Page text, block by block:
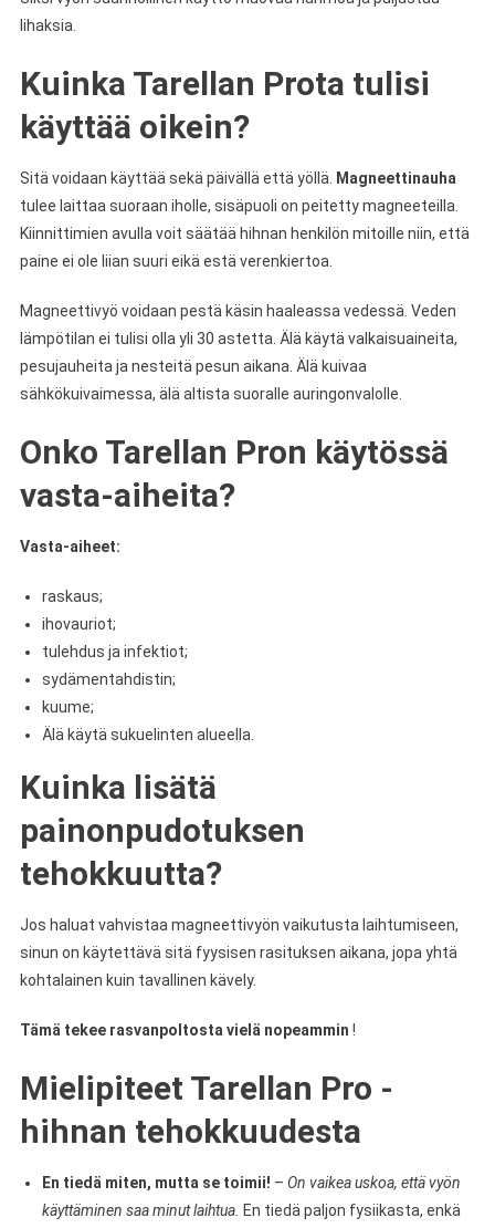
lihaksia.
Kuinka Tarellan Prota tulisi
käyttää oikein?
Sitä voidaan käyttää sekä päivällä että yöllä.
Magneettinauha
tulee laittaa suoraan iholle, sisäpuoli on peitetty magneeteilla.
Kiinnittimien avulla voit säätää hihnan henkilön mitoille niin, että
paine ei ole liian suuri eikä estä verenkiertoa.
Magneettivyö voidaan pestä käsin haaleassa vedessä. Veden
lämpötilan ei tulisi olla yli 30 astetta. Älä käytä valkaisuaineita,
pesujauheita ja nesteitä pesun aikana. Älä kuivaa
sähkökuivaimessa, älä altista suoralle auringonvalolle.
Onko Tarellan Pron käytössä
vasta-aiheita?
Vasta-aiheet:
raskaus;
ihovauriot;
tulehdus ja infektiot;
sydämentahdistin;
kuume;
Älä käytä sukuelinten alueella.
Kuinka lisätä
painonpudotuksen
tehokkuutta?
Jos haluat vahvistaa magneettivyön vaikutusta laihtumiseen,
sinun on käytettävä sitä fyysisen rasituksen aikana, jopa yhtä
kohtalainen kuin tavallinen kävely.
Tämä tekee rasvanpoltosta vielä nopeammin !
Mielipiteet Tarellan Pro -
hihnan tehokkuudesta
En tiedä miten, mutta se toimii! – On vaikea uskoa, että vyön
käyttäminen saa minut laihtua. En tiedä paljon fysiikasta, enkä